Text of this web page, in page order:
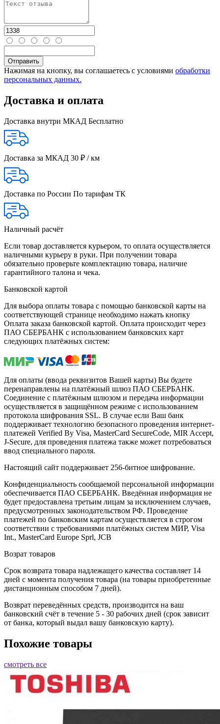
Нажимая на кнопку, вы соглашаетесь с условиями обработки
персональных данных.
Доставка и оплата
Доставка внутри МКАД Бесплатно
Доставка за МКАД 30 ₽ / км
Доставка по России По тарифам ТК
Наличный расчёт
Если товар доставляется курьером, то оплата осуществляется
наличными курьеру в руки. При получении товара
обязательно проверьте комплектацию товара, наличие
гарантийного талона и чека.
Банковской картой
Для выбора оплаты товара с помощью банковской карты на
соответствующей странице необходимо нажать кнопку
Оплата заказа банковской картой. Оплата происходит через
ПАО СБЕРБАНК с использованием банковских карт
следующих платёжных систем:
Для оплаты (ввода реквизитов Вашей карты) Вы будете
перенаправлены на платёжный шлюз ПАО СБЕРБАНК.
Соединение с платёжным шлюзом и передача информации
осуществляется в защищённом режиме с использованием
протокола шифрования SSL. В случае если Ваш банк
поддерживает технологию безопасного проведения интернет-
платежей Verified By Visa, MasterCard SecureCode, MIR Accept,
J-Secure, для проведения платежа также может потребоваться
ввод специального пароля.
Настоящий сайт поддерживает 256-битное шифрование.
Конфиденциальность сообщаемой персональной информации
обеспечивается ПАО СБЕРБАНК. Введённая информация не
будет предоставлена третьим лицам за исключением случаев,
предусмотренных законодательством РФ. Проведение
платежей по банковским картам осуществляется в строгом
соответствии с требованиями платёжных систем МИР, Visa
Int., MasterCard Europe Sprl, JCB
Возрат товаров
Срок возврата товара надлежащего качества составляет 14
дней с момента получения товара (на товары приобретенные
дистанционным способом 7 дней).
Возврат переведённых средств, производится на ваш
банковский счёт в течение 5 - 30 рабочих дней (срок зависит
от банка, который выдал вашу банковскую карту).
Похожие товары
смотреть все